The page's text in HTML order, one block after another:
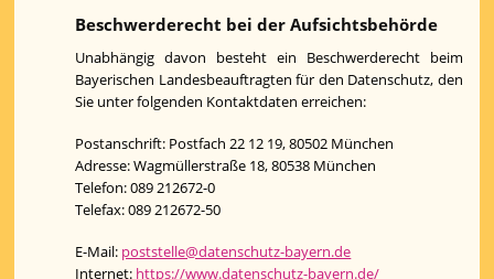
Beschwerderecht bei der Aufsichtsbehörde
Unabhängig davon besteht ein Beschwerderecht beim
Bayerischen Landesbeauftragten für den Datenschutz, den
Sie unter folgenden Kontaktdaten erreichen:
Postanschrift: Postfach 22 12 19, 80502 München
Adresse: Wagmüllerstraße 18, 80538 München
Telefon: 089 212672-0
Telefax: 089 212672-50
E-Mail: poststelle@datenschutz-bayern.de
Internet: https://www.datenschutz-bayern.de/